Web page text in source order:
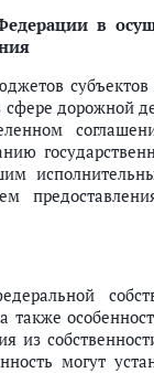
в
субъектов
дорожной
также
из
могут